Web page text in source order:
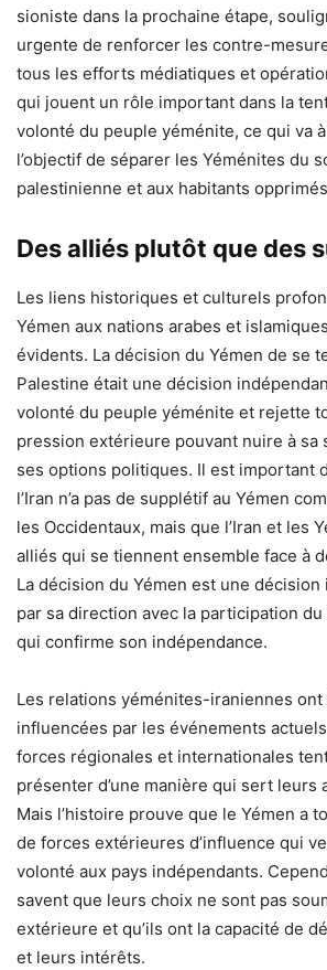
sioniste dans la prochaine étape,
urgente de renforcer les contre-
tous les efforts médiatiques et
qui jouent un rôle important dans la
volonté du peuple yéménite, ce qui va à
l’objectif de séparer les Yéménites du
palestinienne et aux habitants
Des alliés plutôt que des
Les liens historiques et culturels
Yémen aux nations arabes et
évidents. La décision du Yémen de se
Palestine était une décision
volonté du peuple yéménite et rejette
pression extérieure pouvant nuire à sa
ses options politiques. Il est important
l’Iran n’a pas de supplétif au Yémen
les Occidentaux, mais que l’Iran et les
alliés qui se tiennent ensemble face à
La décision du Yémen est une
par sa direction avec la participation du
qui confirme son indépendance.
Les relations yéménites-iraniennes
influencées par les événements
forces régionales et internationales
présenter d’une manière qui sert leurs
Mais l’histoire prouve que le Yémen a
de forces extérieures d’influence qui
volonté aux pays indépendants.
savent que leurs choix ne sont pas
extérieure et qu’ils ont la capacité de
et leurs intérêts.